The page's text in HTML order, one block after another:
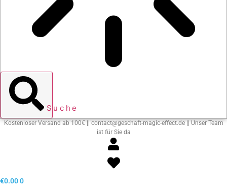
Suche
Kostenloser Versand ab 100€ || contact@geschaft-magic-effect.de || Unser Team
ist für Sie da
€0.000